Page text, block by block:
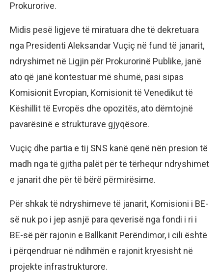
Prokurorive.
Midis pesë ligjeve të miratuara dhe të dekretuara
nga Presidenti Aleksandar Vuçiç në fund të janarit,
ndryshimet në Ligjin për Prokurorinë Publike, janë
ato që janë kontestuar më shumë, pasi sipas
Komisionit Evropian, Komisionit të Venedikut të
Këshillit të Evropës dhe opozitës, ato dëmtojnë
pavarësinë e strukturave gjyqësore.
Vuçiç dhe partia e tij SNS kanë qenë nën presion të
madh nga të gjitha palët për të tërhequr ndryshimet
e janarit dhe për të bërë përmirësime.
Për shkak të ndryshimeve të janarit, Komisioni i BE-
së nuk po i jep asnjë para qeverisë nga fondi i ri i
BE-së për rajonin e Ballkanit Perëndimor, i cili është
i përqendruar në ndihmën e rajonit kryesisht në
projekte infrastrukturore.